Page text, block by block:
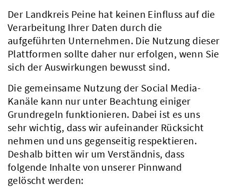
Der Landkreis Peine hat keinen Einfluss auf die
Verarbeitung Ihrer Daten durch die
aufgeführten Unternehmen. Die Nutzung dieser
Plattformen sollte daher nur erfolgen, wenn Sie
sich der Auswirkungen bewusst sind.
Die gemeinsame Nutzung der Social Media-
Kanäle kann nur unter Beachtung einiger
Grundregeln funktionieren. Dabei ist es uns
sehr wichtig, dass wir aufeinander Rücksicht
nehmen und uns gegenseitig respektieren.
Deshalb bitten wir um Verständnis, dass
folgende Inhalte von unserer Pinnwand
gelöscht werden: